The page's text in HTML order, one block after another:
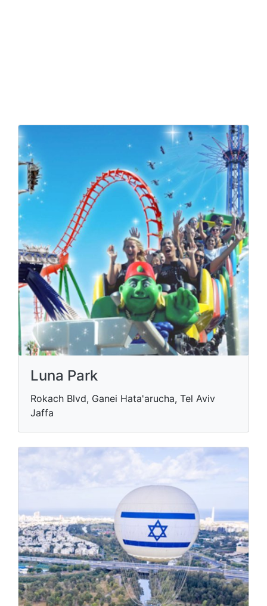
Luna Park
Rokach Blvd, Ganei Hata'arucha, Tel Aviv
Jaffa